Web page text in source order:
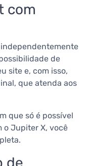
com
de
site e, com isso,
que atenda aos
que só é possível
o Jupiter X, você
de